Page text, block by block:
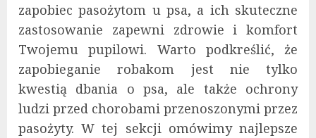
zapobiec pasożytom u psa, a ich skuteczne
zastosowanie zapewni zdrowie i komfort
Twojemu pupilowi. Warto podkreślić, że
zapobieganie robakom jest nie tylko
kwestią dbania o psa, ale także ochrony
ludzi przed chorobami przenoszonymi przez
pasożyty. W tej sekcji omówimy najlepsze